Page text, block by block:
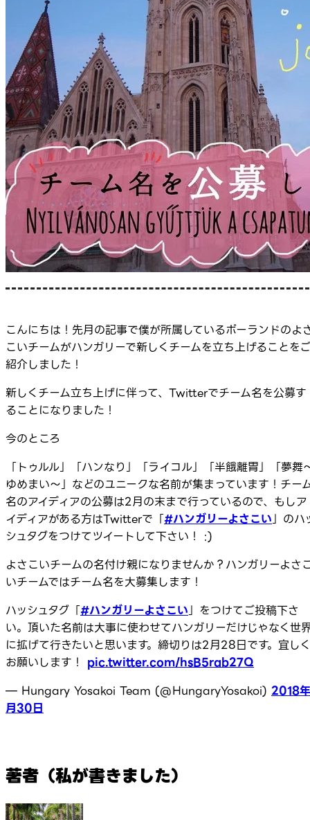
こんにちは！先月の記事で僕が所属しているポーランドのよ
こいチームがハンガリーで新しくチームを立ち上げることをご
紹介しました！
新しくチーム立ち上げに伴って、Twitterでチーム名を公募す
ることになりました！
今のところ
「トゥルル」「ハンなり」「ライコル」「半餓離胃」「夢舞
ゆめまい〜」などのユニークな名前が集まっています！チー
名のアイディアの公募は2月の末まで行っているので、もしア
イディアがある方はTwitterで「#ハンガリーよさこい」のハ
シュタグをつけてツイートして下さい！ :)
よさこいチームの名付け親になりませんか？ハンガリーよさ
いチームではチーム名を大募集します​！
ハッシュタグ「#ハンガリーよさこい」をつけてご投稿下さ
い。頂いた名前は大事に使わせてハンガリーだけじゃなく世
に拡げて行きたいと思います。​締切りは2月28日です。宜しく
お願いします！ pic.twitter.com/hsB5rab27Q
— Hungary Yosakoi Team (@HungaryYosakoi) 2018
月30日
著者（私が書きました）